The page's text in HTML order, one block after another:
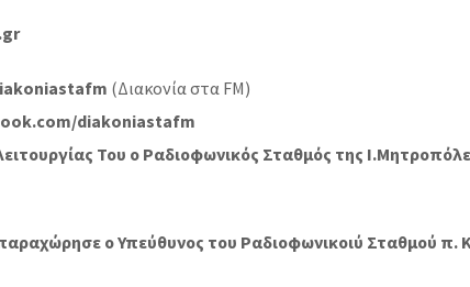
(Διακονία στα FM)
diakoniastafm
Του ο Ραδιοφωνικός Σταθμός της
ο Υπεύθυνος του Ραδιοφωνικοιύ Σταθμού